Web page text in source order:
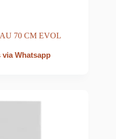
70 CM EVOL
via Whatsapp